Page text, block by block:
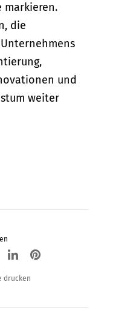
markieren.
die
und
weiter
drucken